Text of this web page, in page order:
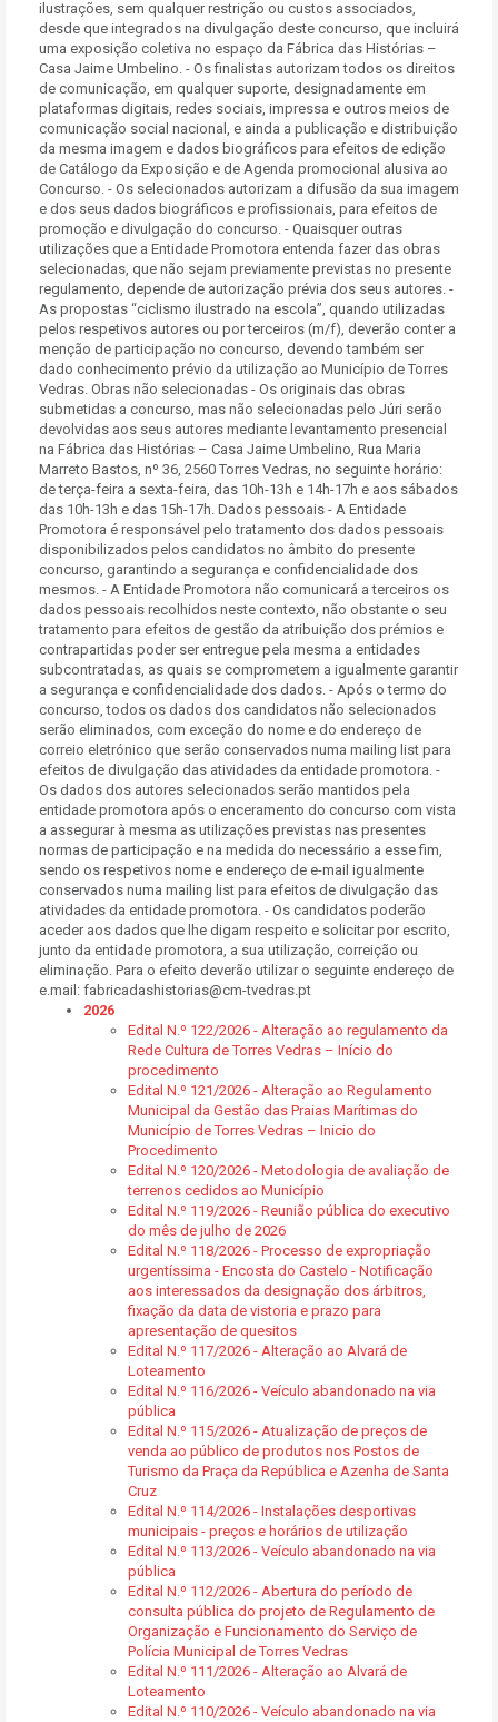
2026
Edital N.º 122/2026 - Alteração ao regulamento da
Rede Cultura de Torres Vedras – Início do
procedimento
Edital N.º 121/2026 - Alteração ao Regulamento
Municipal da Gestão das Praias Marítimas do
Município de Torres Vedras – Inicio do
Procedimento
Edital N.º 120/2026 - Metodologia de avaliação de
terrenos cedidos ao Município
Edital N.º 119/2026 - Reunião pública do executivo
do mês de julho de 2026
Edital N.º 118/2026 - Processo de expropriação
urgentíssima - Encosta do Castelo - Notificação
aos interessados da designação dos árbitros,
fixação da data de vistoria e prazo para
apresentação de quesitos
Edital N.º 117/2026 - Alteração ao Alvará de
Loteamento
Edital N.º 116/2026 - Veículo abandonado na via
pública
Edital N.º 115/2026 - Atualização de preços de
venda ao público de produtos nos Postos de
Turismo da Praça da República e Azenha de Santa
Cruz
Edital N.º 114/2026 - Instalações desportivas
municipais - preços e horários de utilização
Edital N.º 113/2026 - Veículo abandonado na via
pública
Edital N.º 112/2026 - Abertura do período de
consulta pública do projeto de Regulamento de
Organização e Funcionamento do Serviço de
Polícia Municipal de Torres Vedras
Edital N.º 111/2026 - Alteração ao Alvará de
Loteamento
Edital N.º 110/2026 - Veículo abandonado na via